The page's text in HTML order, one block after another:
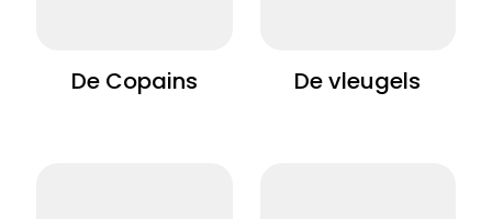
De Copains De vleugels